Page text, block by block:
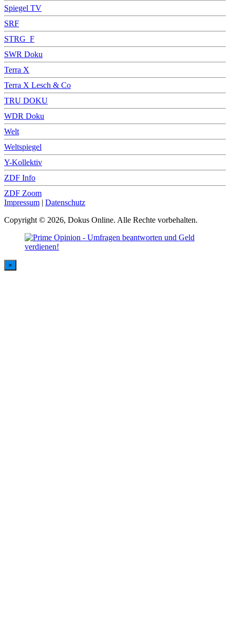
Spiegel TV
SRF
STRG_F
SWR Doku
Terra X
Terra X Lesch & Co
TRU DOKU
WDR Doku
Welt
Weltspiegel
Y-Kollektiv
ZDF Info
ZDF Zoom
Impressum | Datenschutz
Copyright © 2026, Dokus Online. Alle Rechte vorbehalten.
×